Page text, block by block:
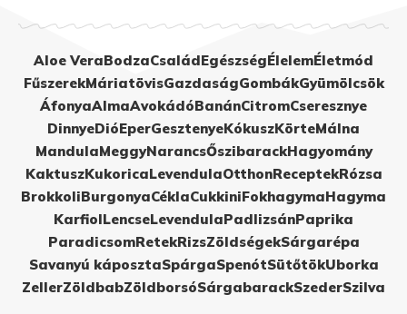
Aloe VeraBodzaCsaládEgészségÉlelemÉletmód
FűszerekMáriatövisGazdaságGombákGyümölcsök
ÁfonyaAlmaAvokádóBanánCitromCseresznye
DinnyeDióEperGesztenyeKókuszKörteMálna
MandulaMeggyNarancsŐszibarackHagyomány
KaktuszKukoricaLevendulaOtthonReceptekRózsa
BrokkoliBurgonyaCéklaCukkiniFokhagymaHagyma
KarfiolLencseLevendulaPadlizsánPaprika
ParadicsomRetekRizsZöldségekSárgarépa
Savanyú káposztaSpárgaSpenótSütőtökUborka
ZellerZöldbabZöldborsóSárgabarackSzederSzilva